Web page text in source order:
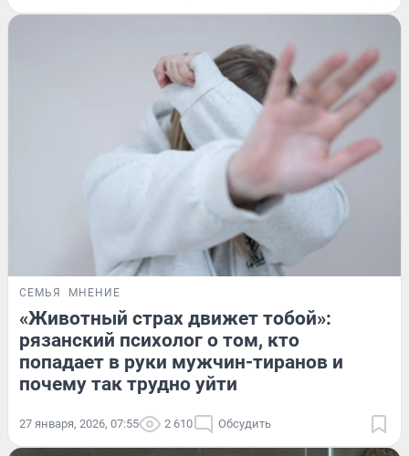
СЕМЬЯ МНЕНИЕ
«Животный страх движет тобой»:
рязанский психолог о том, кто
попадает в руки мужчин-тиранов и
почему так трудно уйти
27 января, 2026, 07:55 2 610 Обсудить